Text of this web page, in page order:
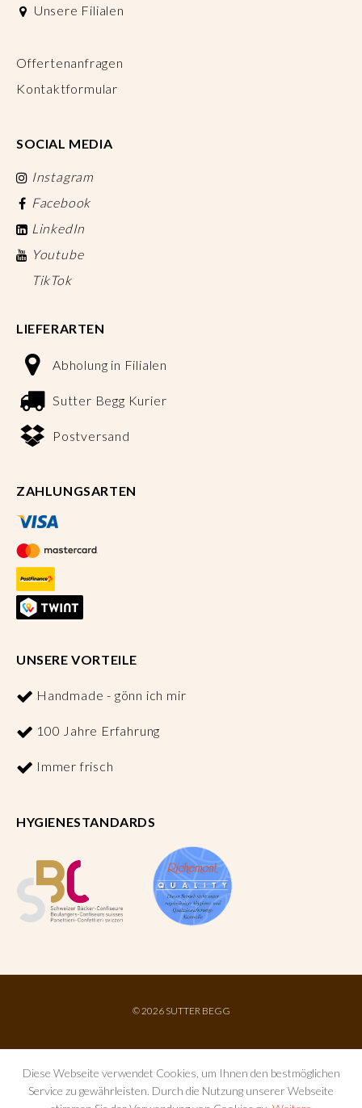
Unsere Filialen
Offertenanfragen
Kontaktformular
SOCIAL MEDIA
Instagram
Facebook
LinkedIn
Youtube
TikTok
LIEFERARTEN
Abholung in Filialen
Sutter Begg Kurier
Postversand
ZAHLUNGSARTEN
UNSERE VORTEILE
Handmade - gönn ich mir
100 Jahre Erfahrung
Immer frisch
HYGIENESTANDARDS
©2026 SUTTER BEGG
Diese Webseite verwendet Cookies, um Ihnen den bestmöglichen
Service zu gewährleisten. Durch die Nutzung unserer Webseite